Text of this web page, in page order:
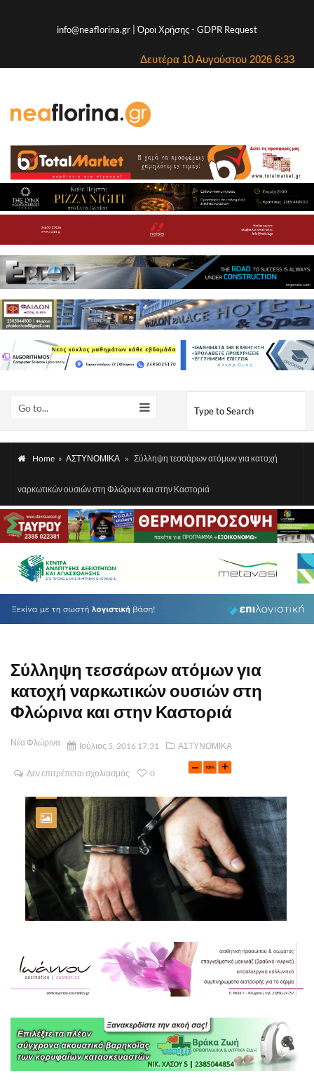
info@neaflorina.gr |Όροι Χρήσης- GDPR Request
Δευτέρα 10 Αυγούστου 2026 6:33
Go to...
Home » ΑΣΤΥΝΟΜΙΚΑ » Σύλληψη τεσσάρων ατόμων για κατοχή
ναρκωτικών ουσιών στη Φλώρινα και στην Καστοριά
Σύλληψη τεσσάρων ατόμων για
κατοχή ναρκωτικών ουσιών στη
Φλώρινα και στην Καστοριά
Νέα Φλώρινα Ιούλιος 5, 2016 17:31 ΑΣΤΥΝΟΜΙΚΑ
Δεν επιτρέπεται σχολιασμός 0